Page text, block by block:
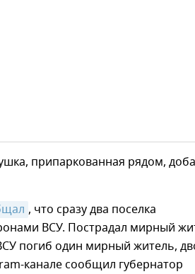
припаркованная рядом,
, что сразу два поселка
ВСУ. Пострадал мирный
погиб один мирный житель,
канале сообщил губернатор